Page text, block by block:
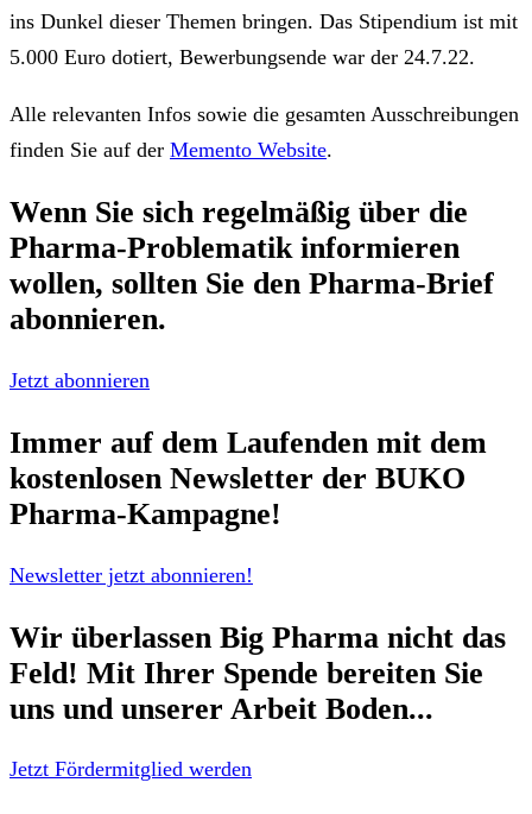
ins Dunkel dieser Themen bringen. Das Stipendium ist mit
5.000 Euro dotiert, Bewerbungsende war der 24.7.22.
Alle relevanten Infos sowie die gesamten Ausschreibungen
finden Sie auf der Memento Website.
Wenn Sie sich regelmäßig über die
Pharma-Problematik informieren
wollen, sollten Sie den Pharma-Brief
abonnieren.
Jetzt abonnieren
Immer auf dem Laufenden mit dem
kostenlosen Newsletter der BUKO
Pharma-Kampagne!
Newsletter jetzt abonnieren!
Wir überlassen Big Pharma nicht das
Feld! Mit Ihrer Spende bereiten Sie
uns und unserer Arbeit Boden...
Jetzt Fördermitglied werden